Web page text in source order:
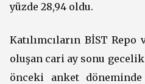
yüzde 28,94 oldu.
Katılımcıların BİST Repo
oluşan cari ay sonu
önceki anket